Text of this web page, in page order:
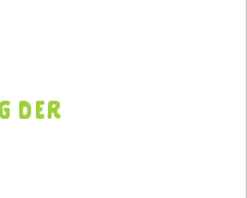
der